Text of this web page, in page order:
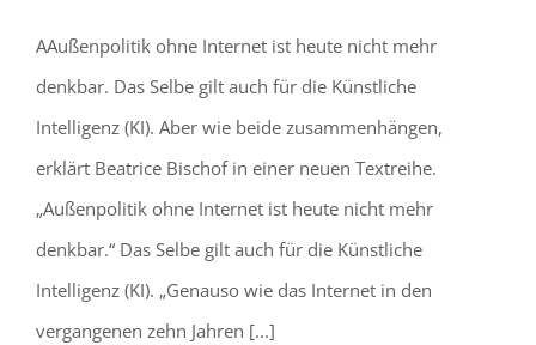
„Außenpolitik ohne Internet ist heute
nicht mehr denkbar“ Teil 1
AAußenpolitik ohne Internet ist heute nicht mehr
denkbar. Das Selbe gilt auch für die Künstliche
Intelligenz (KI). Aber wie beide zusammenhängen,
erklärt Beatrice Bischof in einer neuen Textreihe.
„Außenpolitik ohne Internet ist heute nicht mehr
denkbar.“ Das Selbe gilt auch für die Künstliche
Intelligenz (KI). „Genauso wie das Internet in den
vergangenen zehn Jahren [...]